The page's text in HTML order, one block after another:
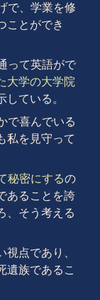
で、学業を修
ことができ
って英語がで
大学の大学院
ている。
で喜んでいる
私を見守って
秘密にするの
あることを誇
、そう考える
点であり、
遺族であるこ